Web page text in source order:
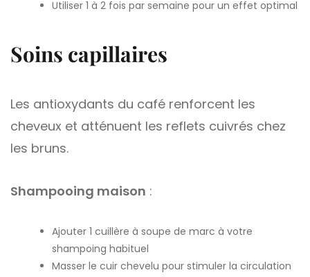
Utiliser 1 à 2 fois par semaine pour un effet optimal
Soins capillaires
Les antioxydants du café renforcent les
cheveux et atténuent les reflets cuivrés chez
les bruns.
Shampooing maison :
Ajouter 1 cuillère à soupe de marc à votre
shampoing habituel
Masser le cuir chevelu pour stimuler la circulation